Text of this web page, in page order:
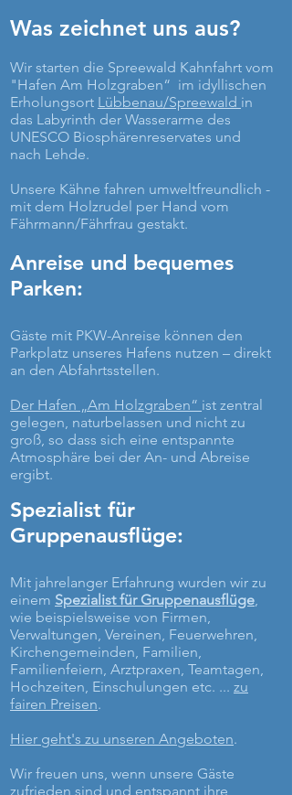
Was zeichnet uns aus?
Wir starten die Spreewald Kahnfahrt vom
"Hafen Am Holzgraben“ im idyllischen
Erholungsort Lübbenau/Spreewald in
das Labyrinth der Wasserarme des
UNESCO Biosphärenreservates und
nach Lehde.
Unsere Kähne fahren umweltfreundlich -
mit dem Holzrudel per Hand vom
Fährmann/Fährfrau gestakt.
Anreise und bequemes
Parken:
Gäste mit PKW-Anreise können den
Parkplatz unseres Hafens nutzen – direkt
an den Abfahrtsstellen.
Der Hafen „Am Holzgraben“ ist zentral
gelegen, naturbelassen und nicht zu
groß, so dass sich eine entspannte
Atmosphäre bei der An- und Abreise
ergibt.
Spezialist für
Gruppenausflüge:
Mit jahrelanger Erfahrung wurden wir zu
einem Spezialist für Gruppenausflüge,
wie beispielsweise von Firmen,
Verwaltungen, Vereinen, Feuerwehren,
Kirchengemeinden, Familien,
Familienfeiern, Arztpraxen, Teamtagen,
Hochzeiten, Einschulungen etc. ... zu
fairen Preisen.
Hier geht's zu unseren Angeboten.
Wir freuen uns, wenn unsere Gäste
zufrieden sind und entspannt ihre